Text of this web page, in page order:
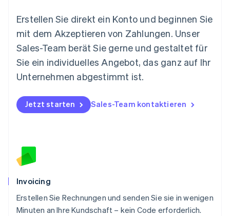
Erstellen Sie direkt ein Konto und beginnen Sie
mit dem Akzeptieren von Zahlungen. Unser
Sales-Team berät Sie gerne und gestaltet für
Sie ein individuelles Angebot, das ganz auf Ihr
Unternehmen abgestimmt ist.
Jetzt starten Sales-Team kontaktieren
Invoicing
Erstellen Sie Rechnungen und senden Sie sie in wenigen
Minuten an Ihre Kundschaft – kein Code erforderlich.
Niederlande
NederlandsEnglish
English
Österreich
Deutsch
Polen
Portugal
PortuguêsEnglish
Schweden
Schweiz
Singapur
English简体中文
Slowakei